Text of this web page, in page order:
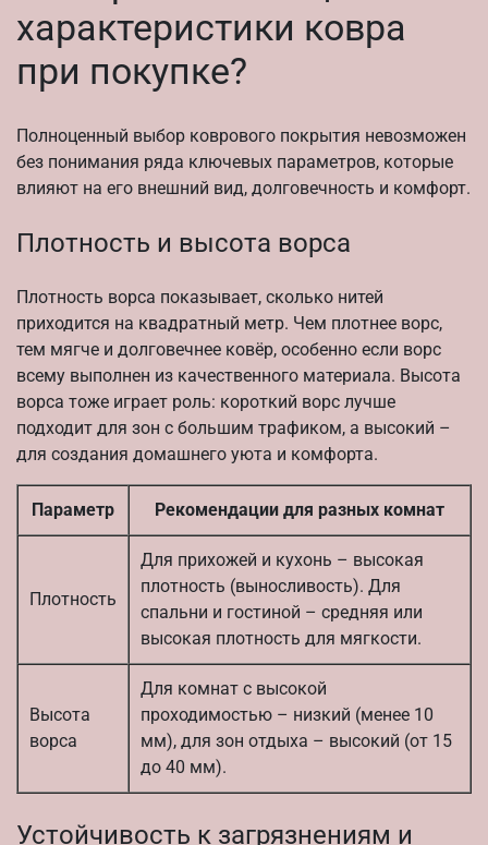
характеристики ковра
при покупке?
Полноценный выбор коврового покрытия невозможен
без понимания ряда ключевых параметров, которые
влияют на его внешний вид, долговечность и комфорт.
Плотность и высота ворса
Плотность ворса показывает, сколько нитей
приходится на квадратный метр. Чем плотнее ворс,
тем мягче и долговечнее ковёр, особенно если ворс
всему выполнен из качественного материала. Высота
ворса тоже играет роль: короткий ворс лучше
подходит для зон с большим трафиком, а высокий –
для создания домашнего уюта и комфорта.
Параметр Рекомендации для разных комнат
Плотность
Для прихожей и кухонь – высокая
плотность (выносливость). Для
спальни и гостиной – средняя или
высокая плотность для мягкости.
Высота
ворса
Для комнат с высокой
проходимостью – низкий (менее 10
мм), для зон отдыха – высокий (от 15
до 40 мм).
Устойчивость к загрязнениям и